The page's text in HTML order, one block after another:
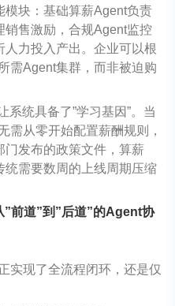
模块：基础算薪Agent负责
销售激励，合规Agent监控
人力投入产出。企业可以根
需Agent集群，而非被迫购
系统具备了”学习基因”。当
需从零开始配置薪酬规则，
门发布的政策文件，算薪
统需要数周的上线周期压缩
”前道”到 ”后道”的Agent协
实现了全流程闭环，还是仅